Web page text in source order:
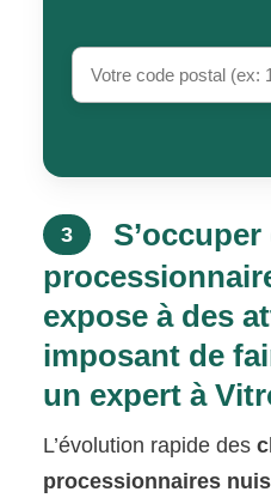
3
expose à des
imposant de
un expert à
L’évolution rapide des
processionnaires